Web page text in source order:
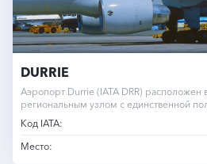
DURRIE
Аэропорт Durrie (IATA DRR) расположен
региональным узлом с единственной
Код IATA:
Место: